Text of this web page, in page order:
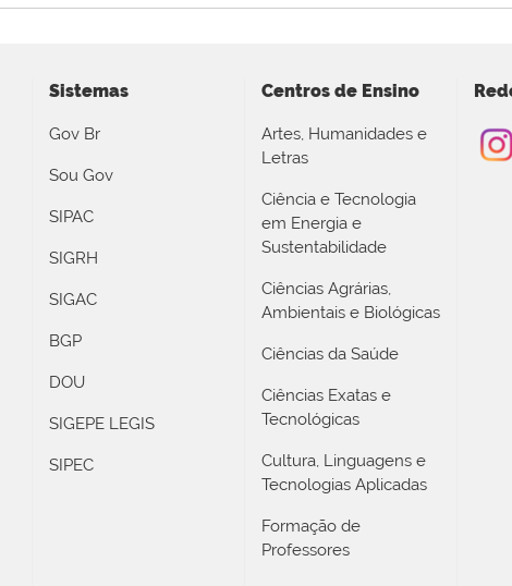
Sistemas
Gov Br
Sou Gov
SIPAC
SIGRH
SIGAC
BGP
DOU
SIGEPE LEGIS
SIPEC
Centros de Ensino
Artes, Humanidades e
Letras
Ciência e Tecnologia
em Energia e
Sustentabilidade
Ciências Agrárias,
Ambientais e Biológicas
Ciências da Saúde
Ciências Exatas e
Tecnológicas
Cultura, Linguagens e
Tecnologias Aplicadas
Formação de
Professores